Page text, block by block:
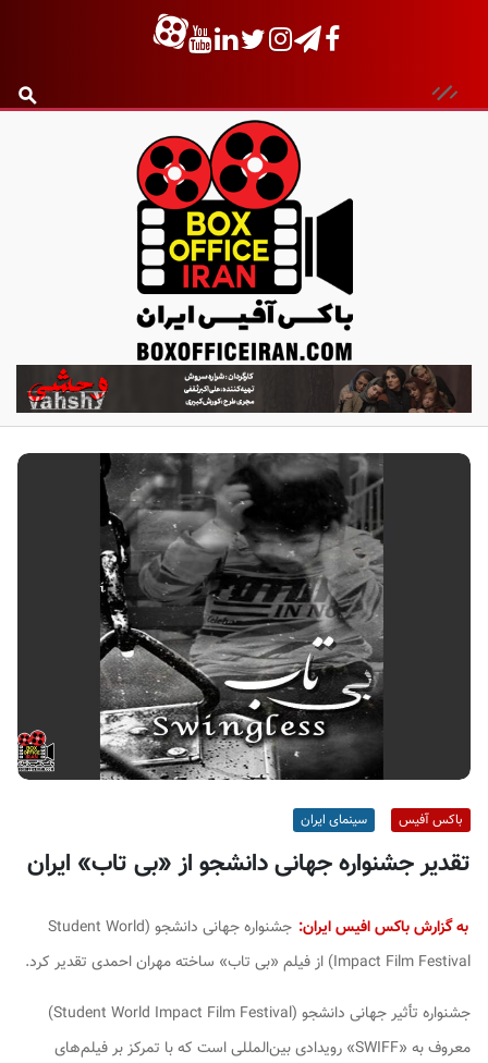
ب
ا
ک
س
آ
ف
ی
س
ا
ی
ر
ا
ن
باکس آفیس سینمای ایران
تقدیر جشنواره جهانی دانشجو از «بی تاب» ایران
به گزارش باکس افیس ایران:
جشنواره جهانی دانشجو (Student World
Impact Film Festival) از فیلم «بی تاب» ساخته مهران احمدی تقدیر کرد.
جشنواره تأثیر جهانی دانشجو (Student World Impact Film Festival)
معروف به «SWIFF» رویدادی بین‌المللی است که با تمرکز بر فیلم‌های